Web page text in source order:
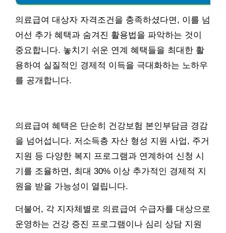
의료급여 대상자 자격조건을 충족하셨다면, 이를 넘
어선 추가 혜택과 숨겨진 활용법을 파악하는 것이
중요합니다. 놓치기 쉬운 연계 혜택들을 최대한 활
용하여 실질적인 경제적 이득을 극대화하는 노하우
를 공개합니다.
의료급여 혜택은 단순히 건강보험 본인부담금 경감
을 넘어섭니다. 저소득층 자산 형성 지원 사업, 주거
지원 등 다양한 복지 프로그램과 연계하여 신청 시
기를 조율하면, 최대 30% 이상 추가적인 경제적 지
원을 받을 가능성이 열립니다.
더불어, 각 지자체별로 의료급여 수급자를 대상으로
운영하는 건강 증진 프로그램이나 심리 상담 지원